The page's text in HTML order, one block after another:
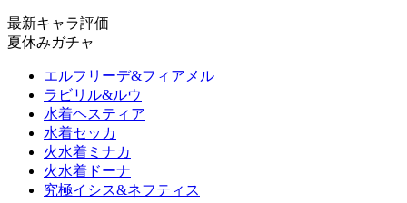
最新キャラ評価
夏休みガチャ
エルフリーデ&フィアメル
ラビリル&ルウ
水着ヘスティア
水着セッカ
火水着ミナカ
火水着ドーナ
究極イシス&ネフティス